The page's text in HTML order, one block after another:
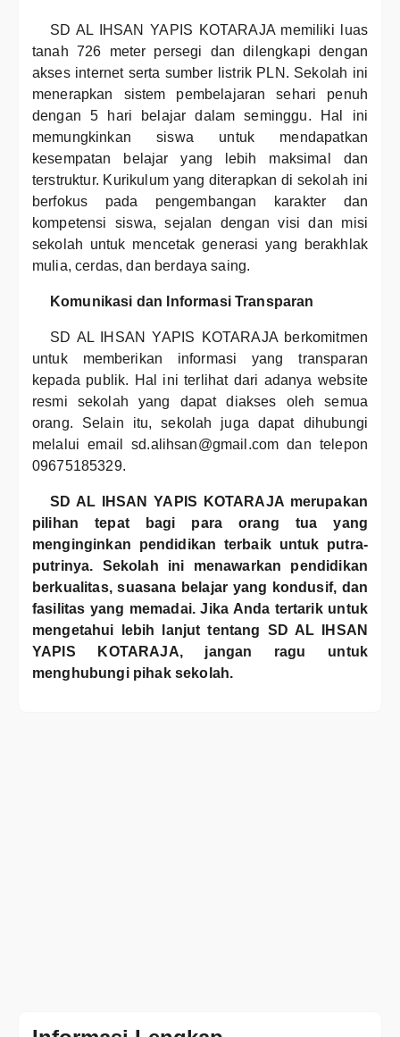
SD AL IHSAN YAPIS KOTARAJA memiliki luas
tanah 726 meter persegi dan dilengkapi dengan
akses internet serta sumber listrik PLN. Sekolah ini
menerapkan sistem pembelajaran sehari penuh
dengan 5 hari belajar dalam seminggu. Hal ini
memungkinkan siswa untuk mendapatkan
kesempatan belajar yang lebih maksimal dan
terstruktur. Kurikulum yang diterapkan di sekolah ini
berfokus pada pengembangan karakter dan
kompetensi siswa, sejalan dengan visi dan misi
sekolah untuk mencetak generasi yang berakhlak
mulia, cerdas, dan berdaya saing.
Komunikasi dan Informasi Transparan
SD AL IHSAN YAPIS KOTARAJA berkomitmen
untuk memberikan informasi yang transparan
kepada publik. Hal ini terlihat dari adanya website
resmi sekolah yang dapat diakses oleh semua
orang. Selain itu, sekolah juga dapat dihubungi
melalui email sd.alihsan@gmail.com dan telepon
09675185329.
SD AL IHSAN YAPIS KOTARAJA merupakan
pilihan tepat bagi para orang tua yang
menginginkan pendidikan terbaik untuk putra-
putrinya. Sekolah ini menawarkan pendidikan
berkualitas, suasana belajar yang kondusif, dan
fasilitas yang memadai. Jika Anda tertarik untuk
mengetahui lebih lanjut tentang SD AL IHSAN
YAPIS KOTARAJA, jangan ragu untuk
menghubungi pihak sekolah.